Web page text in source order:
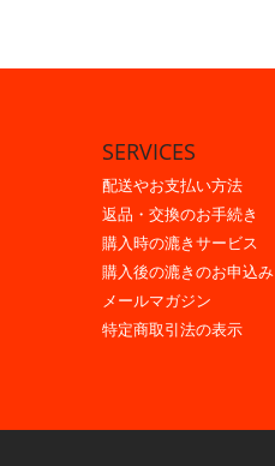
SERVICES
配送やお支払い方法
返品・交換のお手続き
購入時の漉きサービス
購入後の漉きのお申込み
メールマガジン
特定商取引法の表示